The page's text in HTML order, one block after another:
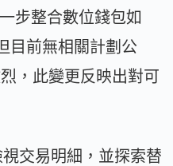
步整合數位錢包如
目前無相關計劃公
，此變更反映出對可
交易明細，並探索替